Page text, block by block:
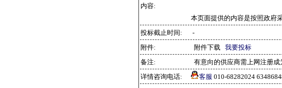
内容:
本页面提供的内容是按照政府
投标截止时间:
-
附件:
附件下载 我要投标
备注:
有意向的供应商需上网注册成
详情咨询电话:
客服 010-68282024